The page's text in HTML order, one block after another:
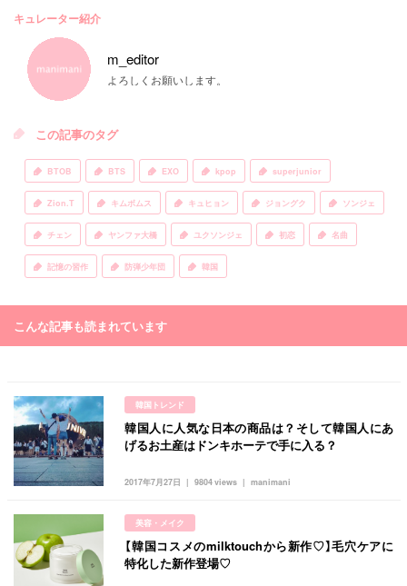
キュレーター紹介
m_editor
よろしくお願いします。
この記事のタグ
BTOB BTS EXO kpop superjunior
Zion.T キムボムス キュヒョン ジョングク ソンジェ
チェン ヤンファ大橋 ユクソンジェ 初恋 名曲
記憶の習作 防弾少年団 韓国
こんな記事も読まれています
韓国トレンド
2017年7月27日 manimani
9804 views
韓国人に人気な日本の商品は？そして韓国人にあ
げるお土産はドンキホーテで手に入る？
美容・メイク
【韓国コスメのmilktouchから新作♡】毛穴ケアに
特化した新作登場♡